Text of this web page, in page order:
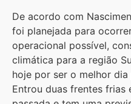
De acordo com
foi planejada para
operacional possível,
climática para a região
hoje por ser o melhor
Entrou duas frentes frias